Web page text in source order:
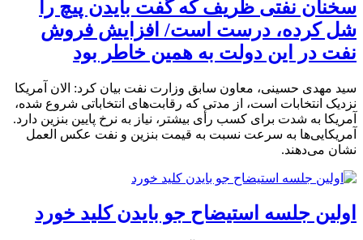
سخنان نفتی ظریف که گفت بایدن پیچ را
شل کرده، درست است/ افزایش فروش
نفت در این دولت به همین خاطر بود
سید مهدی حسینی، معاون سابق وزارت نفت بیان کرد: الان آمریکا
نزدیک انتخابات است، از مدتی که رقابت‌های انتخاباتی شروع شده،
آمریکا به شدت برای کسب رأی بیشتر، نیاز به نرخ پایین بنزین دارد.
آمریکایی‌ها به سرعت نسبت به قیمت بنزین و نفت عکس العمل
نشان می‌دهند.
اولین جلسه استیضاح جو بایدن کلید خورد